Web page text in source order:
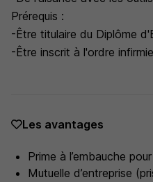
Prérequis :
-Être titulaire du Diplôme
-Être inscrit à l'ordre
Les avantages
Prime à l’embauche
Mutuelle d’entreprise